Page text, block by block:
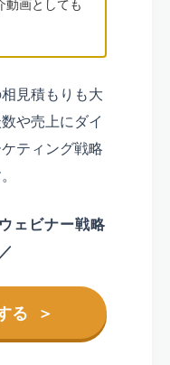
動画としても
見積もりも大
や売上にダイ
ティング戦略
ェビナー戦略
る ＞